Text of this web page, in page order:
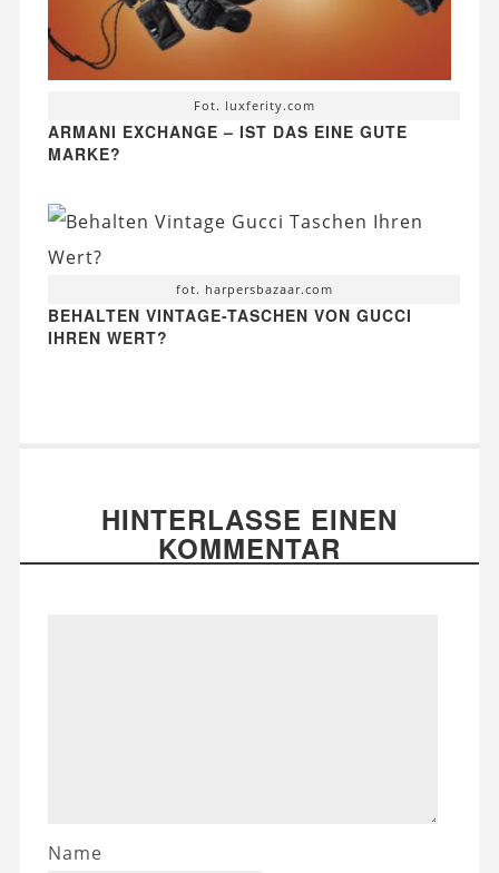
Fot. luxferity.com
ARMANI EXCHANGE – IST DAS EINE GUTE
MARKE?
fot. harpersbazaar.com
BEHALTEN VINTAGE-TASCHEN VON GUCCI
IHREN WERT?
HINTERLASSE EINEN
KOMMENTAR
Name